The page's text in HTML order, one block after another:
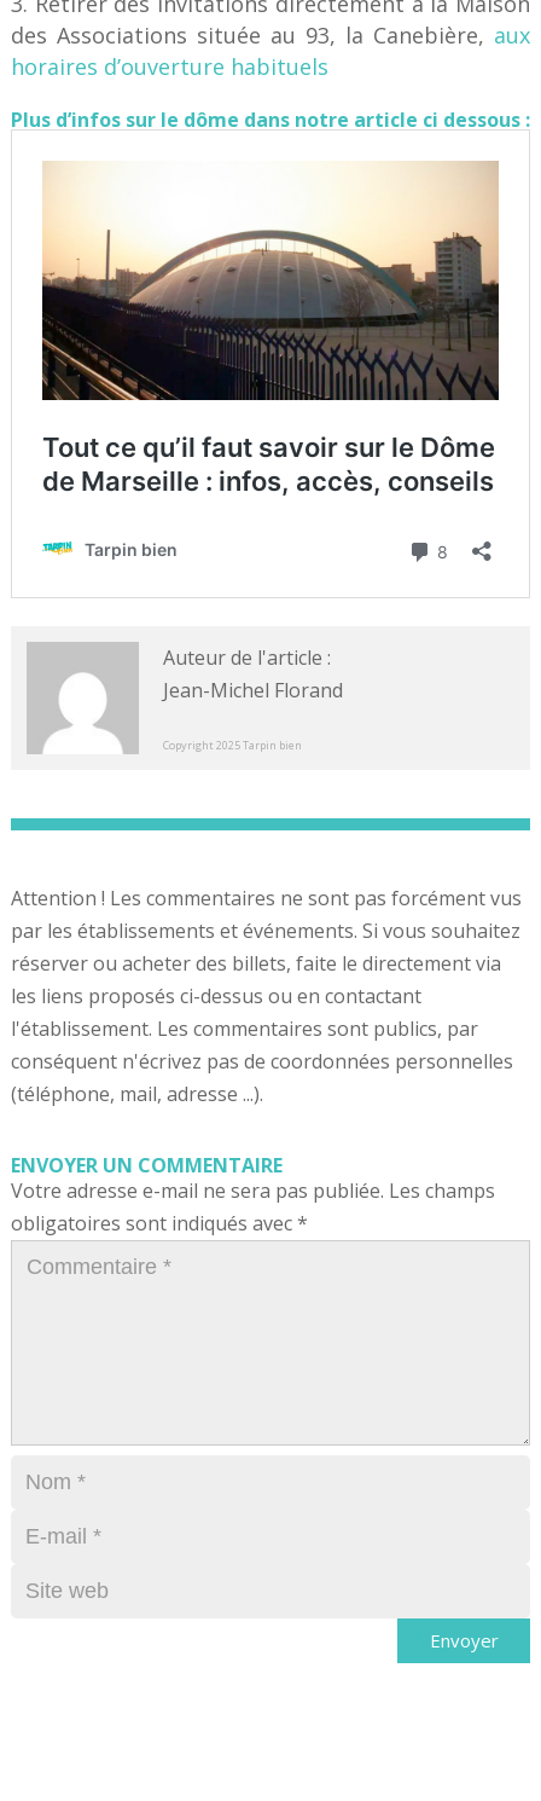
des Associations située au 93, la Canebière, aux
horaires d’ouverture habituels
Plus d’infos sur le dôme dans notre article ci dessous :
Auteur de l'article :
Jean-Michel Florand
Copyright 2025 Tarpin bien
Attention ! Les commentaires ne sont pas forcément vus
par les établissements et événements. Si vous souhaitez
réserver ou acheter des billets, faite le directement via
les liens proposés ci-dessus ou en contactant
l'établissement. Les commentaires sont publics, par
conséquent n'écrivez pas de coordonnées personnelles
(téléphone, mail, adresse ...).
ENVOYER UN COMMENTAIRE
Votre adresse e-mail ne sera pas publiée. Les champs
obligatoires sont indiqués avec*